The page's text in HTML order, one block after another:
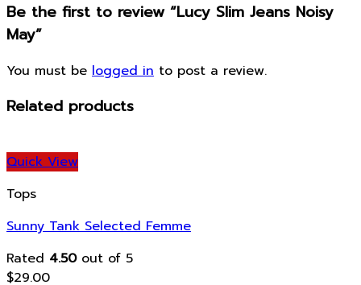
Be the first to review “Lucy Slim Jeans Noisy
May”
You must be logged in to post a review.
Related products
Quick View
Tops
Sunny Tank Selected Femme
Rated 4.50out of 5
$29.00